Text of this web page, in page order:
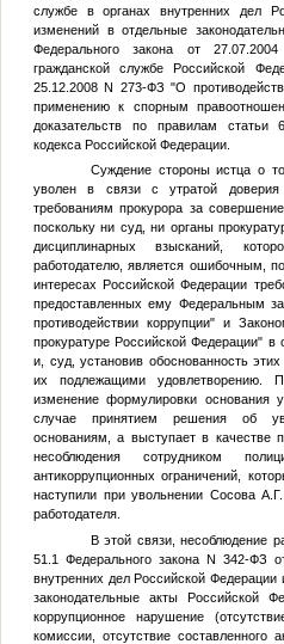
службе в органах внутренних дел
изменений в отдельные
Федерального закона от
гражданской службе Российской
25.12.2008 N 273-ФЗ "О
применению к спорным
доказательств по правилам статьи
кодекса Российской Федерации.
Суждение стороны истца о
уволен в связи с утратой
требованиям прокурора за
поскольку ни суд, ни органы
дисциплинарных взысканий,
работодателю, является ошибочным,
интересах Российской Федерации
предоставленных ему Федеральным
противодействии коррупции" и
прокуратуре Российской Федерации" в
и, суд, установив обоснованность
их подлежащими
изменение формулировки основания
случае принятием решения об
основаниям, а выступает в качестве
несоблюдения сотрудником
антикоррупционных ограничений,
наступили при увольнении Сосова
работодателя.
В этой связи, несоблюдение
51.1 Федерального закона N 342-ФЗ
внутренних дел Российской
законодательные акты Российской
коррупционное нарушение
комиссии, отсутствие составленного